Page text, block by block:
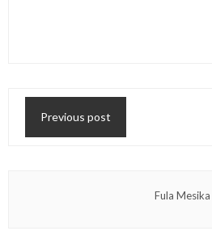
Previous post
Fula Mesika